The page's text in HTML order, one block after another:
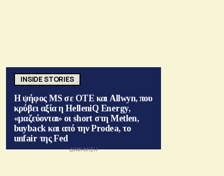
INSIDE STORIES
Η ψήφος MS σε ΟΤΕ και Allwyn, που
κρύβει αξία η HelleniQ Energy,
«μαζεύονται» οι short στη Metlen,
buyback και από την Prodea, το
unfair της Fed